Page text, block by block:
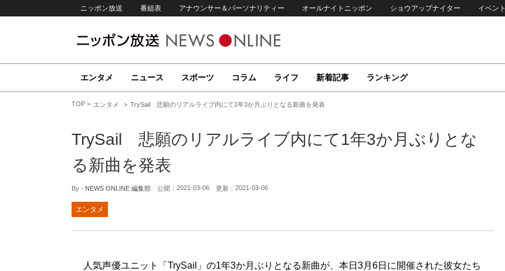
ニッポン放送 番組表 アナウンサー＆パーソナリティー オールナイトニッポン ショウアップナイター イベント
エンタメ ニュース スポーツ コラム ライフ 新着記事 ランキング
TOP エンタメ TrySail 悲願のリアルライブ内にて1年3か月ぶりとなる新曲を発表
TrySail 悲願のリアルライブ内にて1年3か月ぶりとな
る新曲を発表
By - NEWS ONLINE 編集部 公開： 2021-03-06 更新： 2021-03-06
エンタメ
人気声優ユニット「TrySail」の1年3か月ぶりとなる新曲が、本日3月6日に開催された彼女たち